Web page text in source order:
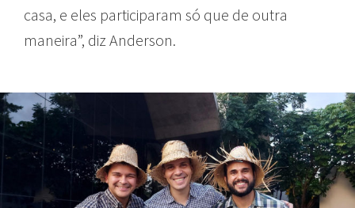
casa, e eles participaram só que de outra
maneira”, diz Anderson.